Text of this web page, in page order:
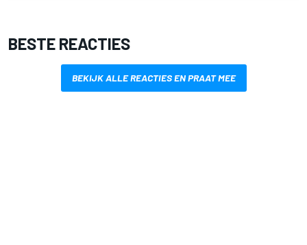
BESTE REACTIES
BEKIJK ALLE REACTIES EN PRAAT MEE